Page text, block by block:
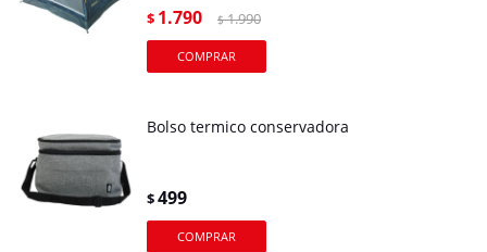
$ 1.790 $ 1.990
Bolso termico conservadora
$499